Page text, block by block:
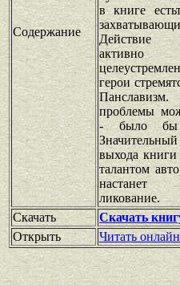
Содержание
в книге
Действие
герои
проблемы
- было бы
выхода книги
талантом
настанет
ликование.
Скачать
Скачать
Открыть
Читать онлайн